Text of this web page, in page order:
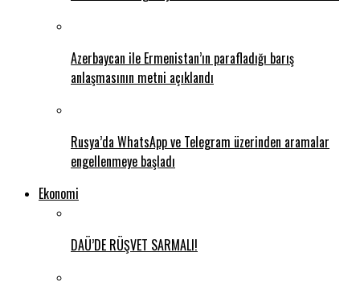
Azerbaycan ile Ermenistan’ın parafladığı barış
anlaşmasının metni açıklandı
Rusya’da WhatsApp ve Telegram üzerinden aramalar
engellenmeye başladı
Ekonomi
DAÜ’DE RÜŞVET SARMALI!